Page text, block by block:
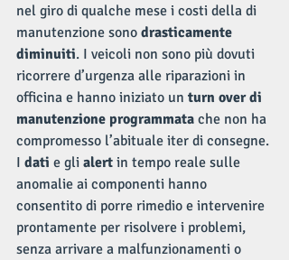
nel giro di qualche mese i costi della di
manutenzione sono drasticamente
diminuiti. I veicoli non sono più dovuti
ricorrere d’urgenza alle riparazioni in
officina e hanno iniziato un turn over di
manutenzione programmata che non ha
compromesso l’abituale iter di consegne.
I dati e gli alert in tempo reale sulle
anomalie ai componenti hanno
consentito di porre rimedio e intervenire
prontamente per risolvere i problemi,
senza arrivare a malfunzionamenti o